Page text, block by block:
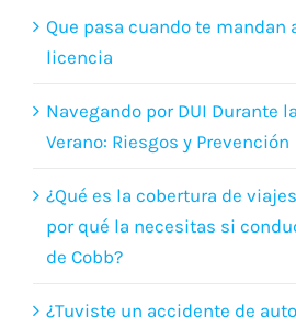
Que pasa cuando te mandan
licencia
Navegando por DUI Durante
Verano: Riesgos y Prevención
¿Qué es la cobertura de
por qué la necesitas si
de Cobb?
¿Tuviste un accidente de